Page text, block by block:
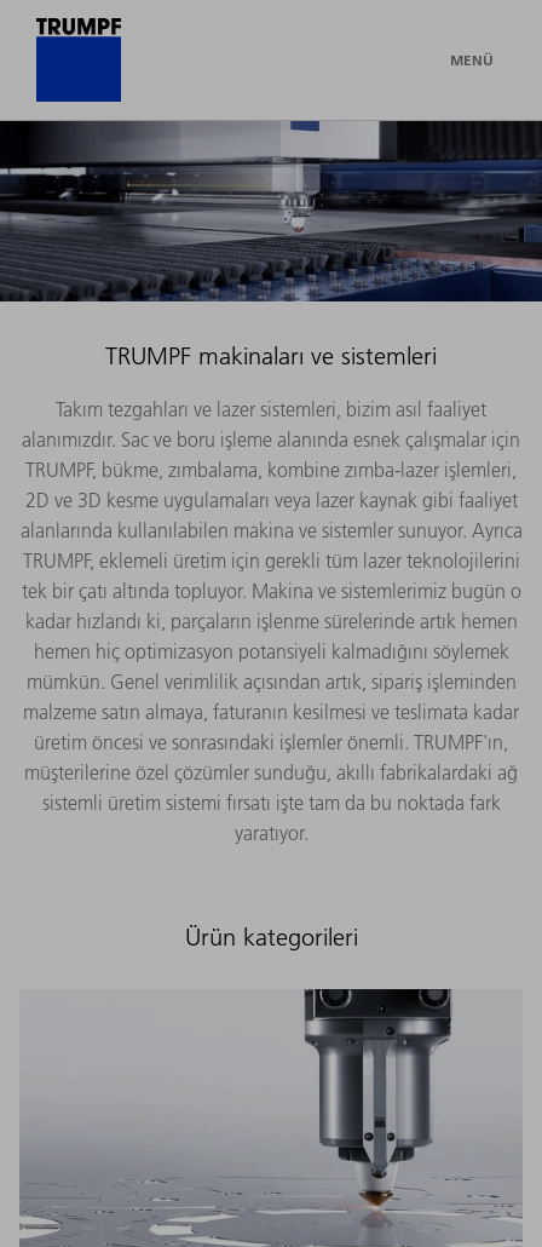
MENÜ
TRUMPF makinaları ve sistemleri
Takım tezgahları ve lazer sistemleri, bizim asıl faaliyet
alanımızdır. Sac ve boru işleme alanında esnek çalışmalar için
TRUMPF, bükme, zımbalama, kombine zımba-lazer işlemleri,
2D ve 3D kesme uygulamaları veya lazer kaynak gibi faaliyet
alanlarında kullanılabilen makina ve sistemler sunuyor. Ayrıca
TRUMPF, eklemeli üretim için gerekli tüm lazer teknolojilerini
tek bir çatı altında topluyor. Makina ve sistemlerimiz bugün o
kadar hızlandı ki, parçaların işlenme sürelerinde artık hemen
hemen hiç optimizasyon potansiyeli kalmadığını söylemek
mümkün. Genel verimlilik açısından artık, sipariş işleminden
malzeme satın almaya, faturanın kesilmesi ve teslimata kadar
üretim öncesi ve sonrasındaki işlemler önemli. TRUMPF'ın,
müşterilerine özel çözümler sunduğu, akıllı fabrikalardaki ağ
sistemli üretim sistemi fırsatı işte tam da bu noktada fark
yaratıyor.
Ürün kategorileri